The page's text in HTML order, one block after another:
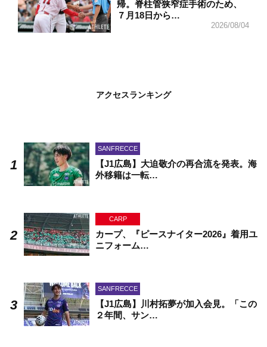
帰。脊柱管狭窄症手術のため、
７月18日から…
2026/08/04
アクセスランキング
SANFRECCE
【J1広島】大迫敬介の再合流を発表。海
外移籍は一転…
CARP
カープ、『ピースナイター2026』着用ユ
ニフォーム…
SANFRECCE
【J1広島】川村拓夢が加入会見。「この
２年間、サン…